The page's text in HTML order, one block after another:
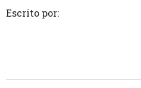
Escrito por: